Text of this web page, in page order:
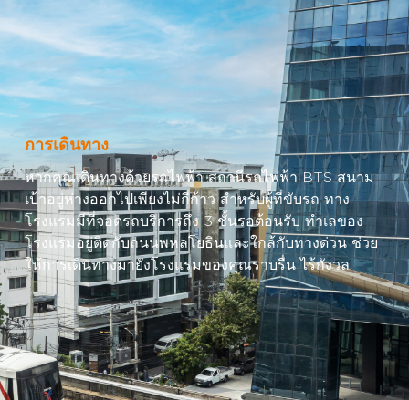
การเดินทาง
หากคุณเดินทางด้วยรถไฟฟ้า สถานีรถไฟฟ้า BTS สนาม
เป้าอยู่ห่างออกไปเพียงไม่กี่ก้าว สำหรับผู้ที่ขับรถ ทาง
โรงแรมมีที่จอดรถบริการถึง 3 ชั้นรอต้อนรับ ทำเลของ
โรงแรมอยู่ติดกับถนนพหลโยธินและใกล้กับทางด่วน ช่วย
ให้การเดินทางมายังโรงแรมของคุณราบรื่น ไร้กังวล